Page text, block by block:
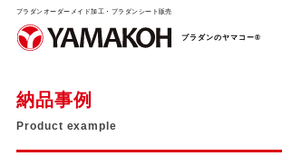
プラダンオーダーメイド加工・プラダンシート販売
プラダンのヤマコー®
納品事例
Product example